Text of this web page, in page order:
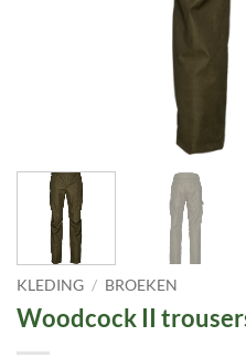
KLEDING / BROEKEN
Woodcock II